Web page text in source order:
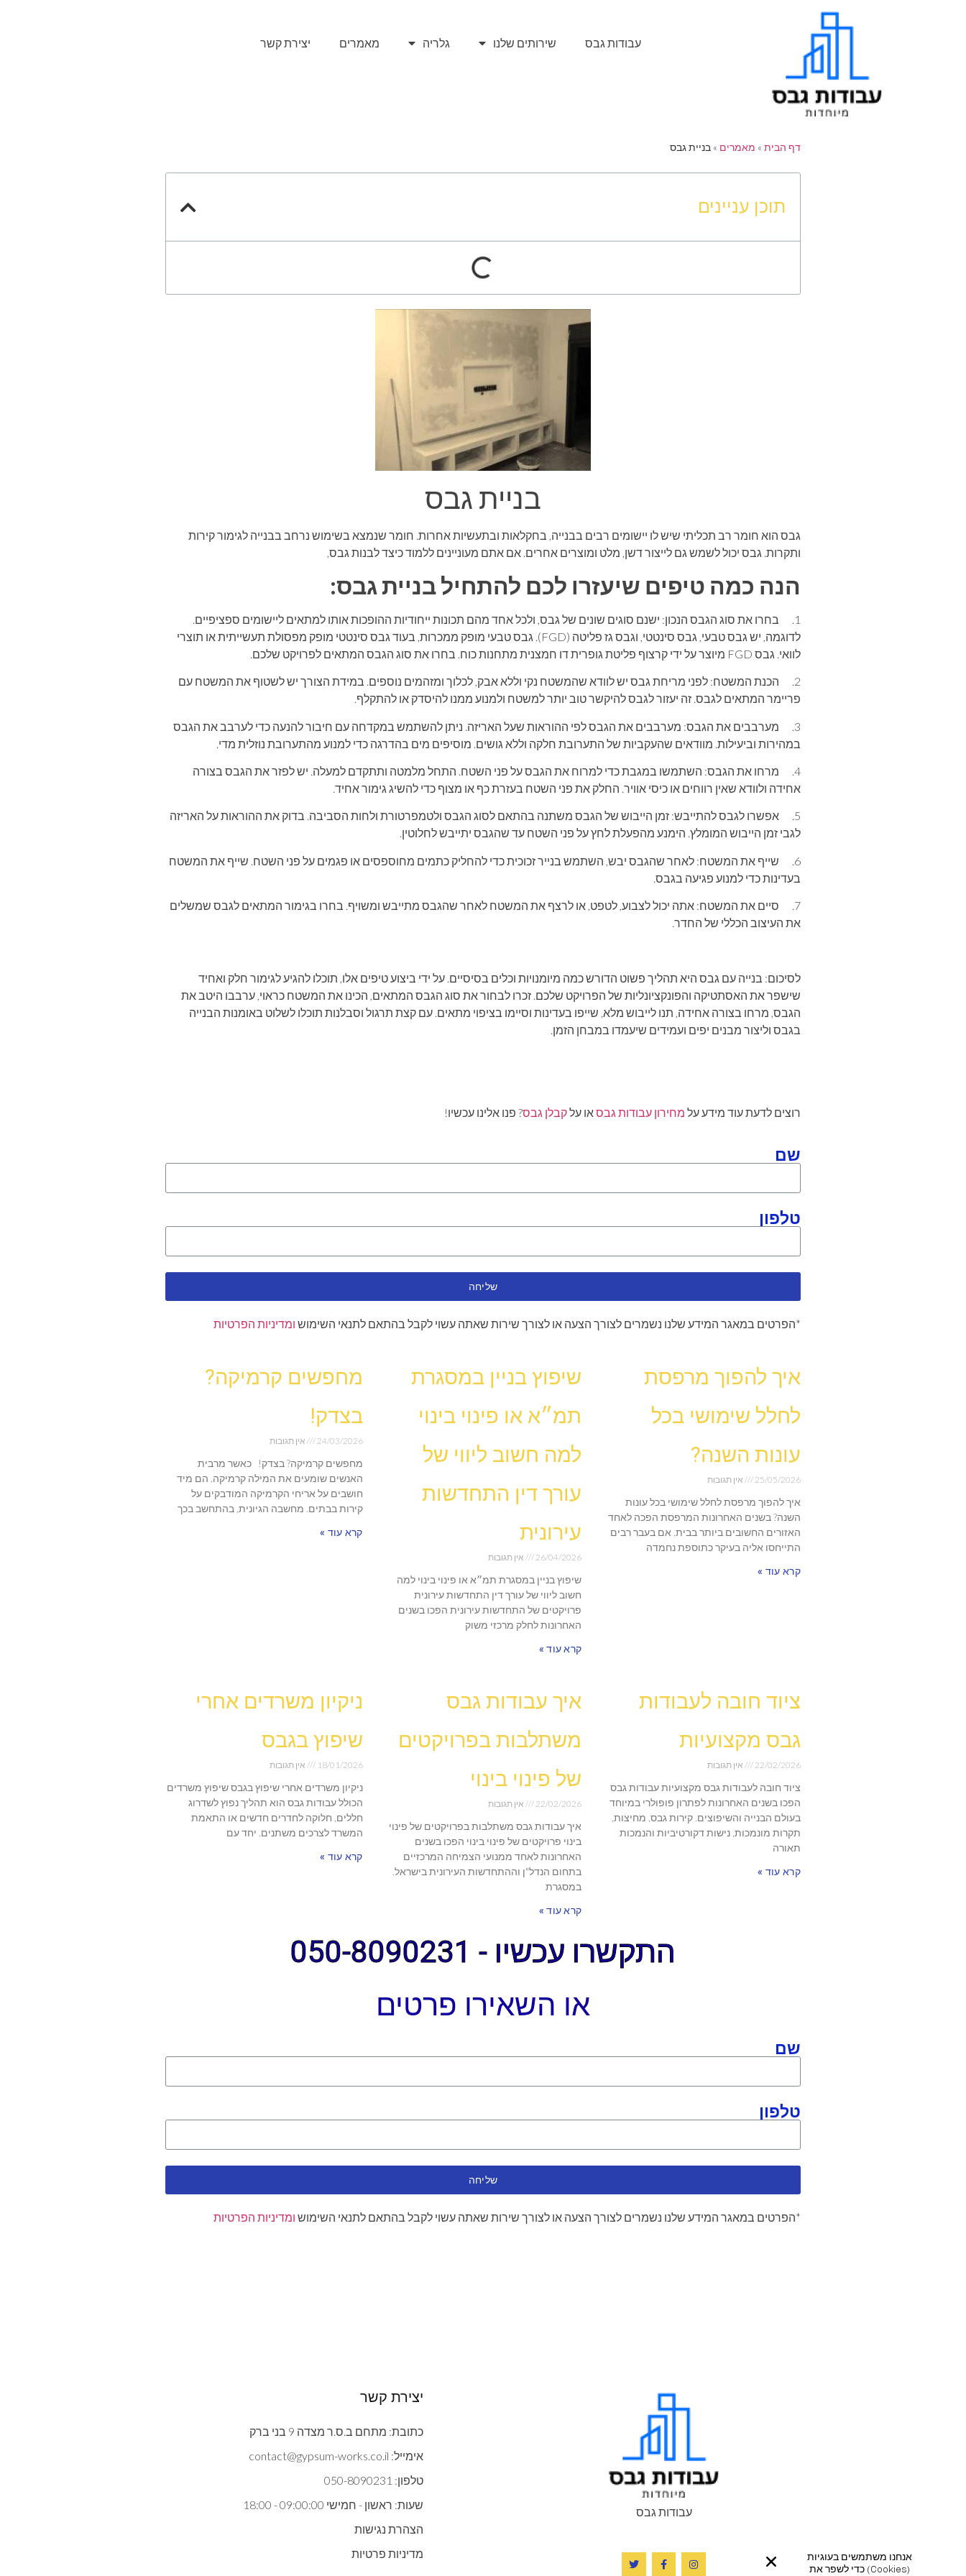
עבודות גבס שירותים שלנו גלריה מאמרים יצירת קשר
דף הבית » מאמרים » בניית גבס
תוכן עניינים
בניית גבס
גבס הוא חומר רב תכליתי שיש לו יישומים רבים בבנייה, בחקלאות ובתעשיות אחרות. חומר שנמצא בשימוש נרחב בבנייה לגימור קירות
ותקרות. גבס יכול לשמש גם לייצור דשן, מלט ומוצרים אחרים. אם אתם מעוניינים ללמוד כיצד לבנות גבס,
הנה כמה טיפים שיעזרו לכם להתחיל בניית גבס:
1. בחרו את סוג הגבס הנכון: ישנם סוגים שונים של גבס, ולכל אחד מהם תכונות ייחודיות ההופכות אותו למתאים ליישומים ספציפיים.
לדוגמה, יש גבס טבעי, גבס סינטטי, וגבס גז פליטה (FGD). גבס טבעי מופק ממכרות, בעוד גבס סינטטי מופק מפסולת תעשייתית או תוצרי
לוואי. גבס FGD מיוצר על ידי קרצוף פליטת גופרית דו חמצנית מתחנות כוח. בחרו את סוג הגבס המתאים לפרויקט שלכם.
2. הכנת המשטח: לפני מריחת גבס יש לוודא שהמשטח נקי וללא אבק, לכלוך ומזהמים נוספים. במידת הצורך יש לשטוף את המשטח עם
פריימר המתאים לגבס. זה יעזור לגבס להיקשר טוב יותר למשטח ולמנוע ממנו להיסדק או להתקלף.
3. מערבבים את הגבס: מערבבים את הגבס לפי ההוראות שעל האריזה. ניתן להשתמש במקדחה עם חיבור להנעה כדי לערבב את הגבס
במהירות וביעילות. מוודאים שהעקביות של התערובת חלקה וללא גושים. מוסיפים מים בהדרגה כדי למנוע מהתערובת נוזלית מדי.
4. מרחו את הגבס: השתמשו במגבת כדי למרוח את הגבס על פני השטח. התחל מלמטה ותתקדם למעלה. יש לפזר את הגבס בצורה
אחידה ולוודא שאין רווחים או כיסי אוויר. החלק את פני השטח בעזרת כף או מצוף כדי להשיג גימור אחיד.
5. אפשרו לגבס להתייבש: זמן הייבוש של הגבס משתנה בהתאם לסוג הגבס ולטמפרטורת ולחות הסביבה. בדוק את ההוראות על האריזה
לגבי זמן הייבוש המומלץ. הימנע מהפעלת לחץ על פני השטח עד שהגבס יתייבש לחלוטין.
6. שייף את המשטח: לאחר שהגבס יבש, השתמש בנייר זכוכית כדי להחליק כתמים מחוספסים או פגמים על פני השטח. שייף את המשטח
בעדינות כדי למנוע פגיעה בגבס.
7. סיים את המשטח: אתה יכול לצבוע, לטפט, או לרצף את המשטח לאחר שהגבס מתייבש ומשויף. בחרו בגימור המתאים לגבס שמשלים
את העיצוב הכללי של החדר.
לסיכום: בנייה עם גבס היא תהליך פשוט הדורש כמה מיומנויות וכלים בסיסיים. על ידי ביצוע טיפים אלו, תוכלו להגיע לגימור חלק ואחיד
שישפר את האסתטיקה והפונקציונליות של הפרויקט שלכם. זכרו לבחור את סוג הגבס המתאים, הכינו את המשטח כראוי, ערבבו היטב את
הגבס, מרחו בצורה אחידה, תנו לייבוש מלא, שייפו בעדינות וסיימו בציפוי מתאים. עם קצת תרגול וסבלנות תוכלו לשלוט באומנות הבנייה
בגבס וליצור מבנים יפים ועמידים שיעמדו במבחן הזמן.
רוצים לדעת עוד מידע על מחירון עבודות גבסאו עלקבלן גבס? פנו אלינו עכשיו!
שם
טלפון
שליחה
*הפרטים במאגר המידע שלנו נשמרים לצורך הצעה או לצורך שירות שאתה עשוי לקבל בהתאם לתנאי השימוש ומדיניות הפרטיות
איך להפוך מרפסת
לחלל שימושי בכל
עונות השנה?
25/05/2026 אין תגובות
איך להפוך מרפסת לחלל שימושי בכל עונות
השנה? בשנים האחרונות המרפסת הפכה לאחד
האזורים החשובים ביותר בבית. אם בעבר רבים
התייחסו אליה בעיקר כתוספת נחמדה
קרא עוד »
שיפוץ בניין במסגרת
תמ״א או פינוי בינוי
למה חשוב ליווי של
עורך דין התחדשות
עירונית
26/04/2026 אין תגובות
שיפוץ בניין במסגרת תמ״א או פינוי בינוי למה
חשוב ליווי של עורך דין התחדשות עירונית
פרויקטים של התחדשות עירונית הפכו בשנים
האחרונות לחלק מרכזי משוק
קרא עוד »
מחפשים קרמיקה?
בצדק!
24/03/2026 אין תגובות
מחפשים קרמיקה? בצדק! כאשר מרבית
האנשים שומעים את המילה קרמיקה, הם מיד
חושבים על אריחי הקרמיקה המודבקים על
קירות בבתים. מחשבה הגיונית, בהתחשב בכך
קרא עוד »
ציוד חובה לעבודות
גבס מקצועיות
22/02/2026 אין תגובות
ציוד חובה לעבודות גבס מקצועיות עבודות גבס
הפכו בשנים האחרונות לפתרון פופולרי במיוחד
בעולם הבנייה והשיפוצים. קירות גבס, מחיצות,
תקרות מונמכות, נישות דקורטיביות והנמכות
תאורה
קרא עוד »
איך עבודות גבס
משתלבות בפרויקטים
של פינוי בינוי
22/02/2026 אין תגובות
איך עבודות גבס משתלבות בפרויקטים של פינוי
בינוי פרויקטים של פינוי בינוי הפכו בשנים
האחרונות לאחד ממנועי הצמיחה המרכזיים
בתחום הנדל"ן וההתחדשות העירונית בישראל.
במסגרת
קרא עוד »
ניקיון משרדים אחרי
שיפוץ בגבס
18/01/2026 אין תגובות
ניקיון משרדים אחרי שיפוץ בגבס שיפוץ משרדים
הכולל עבודות גבס הוא תהליך נפוץ לשדרוג
חללים, חלוקה לחדרים חדשים או התאמת
המשרד לצרכים משתנים. יחד עם
קרא עוד »
התקשרו עכשיו - 050-8090231
או השאירו פרטים
שם
טלפון
שליחה
*הפרטים במאגר המידע שלנו נשמרים לצורך הצעה או לצורך שירות שאתה עשוי לקבל בהתאם לתנאי השימוש ומדיניות הפרטיות
עבודות גבס
יצירת קשר
כתובת: מתחם ב.ס.ר מצדה 9 בני ברק
אימייל: contact@gypsum-works.co.il
טלפון: 050-8090231
שעות: ראשון - חמישי 09:00:00 - 18:00
הצהרת נגישות
מדיניות פרטיות
אנחנו משתמשים בעוגיות
(cookies) כדי לשפר את